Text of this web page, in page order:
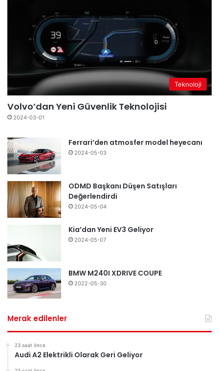
Teknoloji
Volvo’dan Yeni Güvenlik Teknolojisi
2024-03-01
Ferrari’den atmosfer model heyecanı
2024-05-03
ODMD Başkanı Düşen Satışları
Değerlendirdi
2024-05-04
Kia’dan Yeni EV3 Geliyor
2024-05-07
BMW M240I XDRIVE COUPE
2022-05-30
Merak edilenler
23 saat önce
Audi A2 Elektrikli Olarak Geri Geliyor